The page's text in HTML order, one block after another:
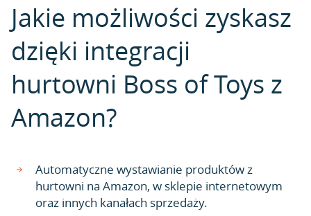
Jakie możliwości zyskasz
dzięki integracji
hurtowni Boss of Toys z
Amazon?
Automatyczne wystawianie produktów z
hurtowni na Amazon, w sklepie internetowym
oraz innych kanałach sprzedaży.